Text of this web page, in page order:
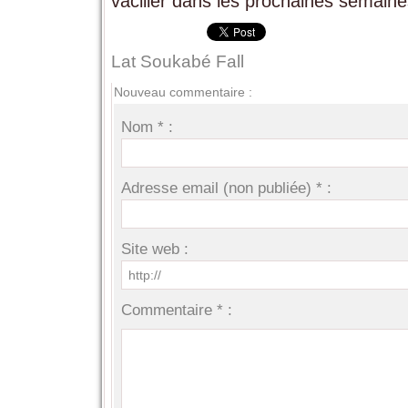
Lat Soukabé Fall
Nouveau commentaire :
Nom * :
Adresse email (non publiée) * :
Site web :
Commentaire * :